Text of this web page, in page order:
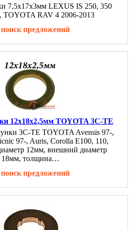
7,5х17х3мм LEXUS IS 250, 350
TOYOTA RAV 4 2006-2013
поиск предложений
12х18х2,5мм TOYOTA 3C-TE
3C-TE TOYOTA Avensis 97-,
97-, Auris, Corolla Е100, 110,
12мм, внешний диаметр
18мм, толщина…
поиск предложений